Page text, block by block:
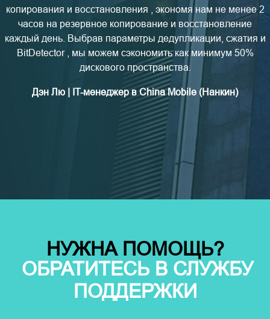
копирования и восстановления , экономя нам не менее 2
часов на резервное копирование и восстановление
каждый день. Выбрав параметры дедупликации, сжатия и
BitDetector , мы можем сэкономить как минимум 50%
дискового пространства.
Дэн Лю | IT-менеджер в China Mobile (Нанкин)
НУЖНА ПОМОЩЬ?
ОБРАТИТЕСЬ В СЛУЖБУ
ПОДДЕРЖКИ